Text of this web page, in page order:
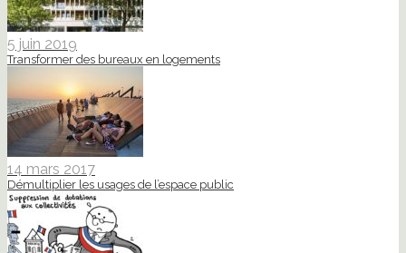
5 juin 2019
Transformer des bureaux en logements
14 mars 2017
Démultiplier les usages de l’espace public